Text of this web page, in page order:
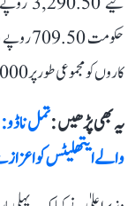
کاروں کو مجموعی طور پر 4,000 روپے فی ٹن ملیں گے۔
یہ بھی پڑھیں :تمل
والے ایتھلیٹس کو اعزاز